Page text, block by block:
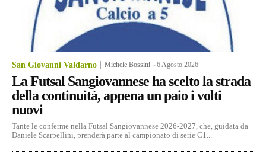
San Giovanni Valdarno Michele Bossini -6 Agosto 2026
La Futsal Sangiovannese ha scelto la strada
della continuità, appena un paio i volti
nuovi
Tante le conferme nella Futsal Sangiovannese 2026-2027, che, guidata da
Daniele Scarpellini, prenderà parte al campionato di serie C1...